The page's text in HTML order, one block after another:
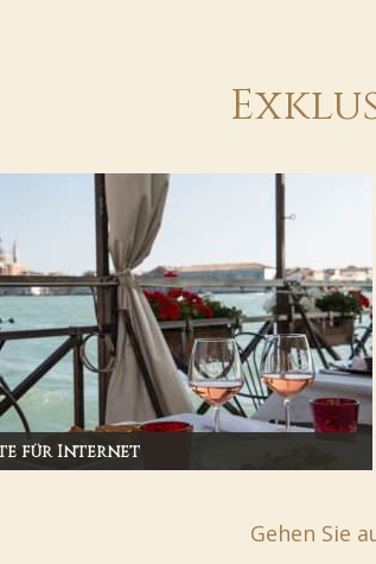
für Internet
Gehen Sie